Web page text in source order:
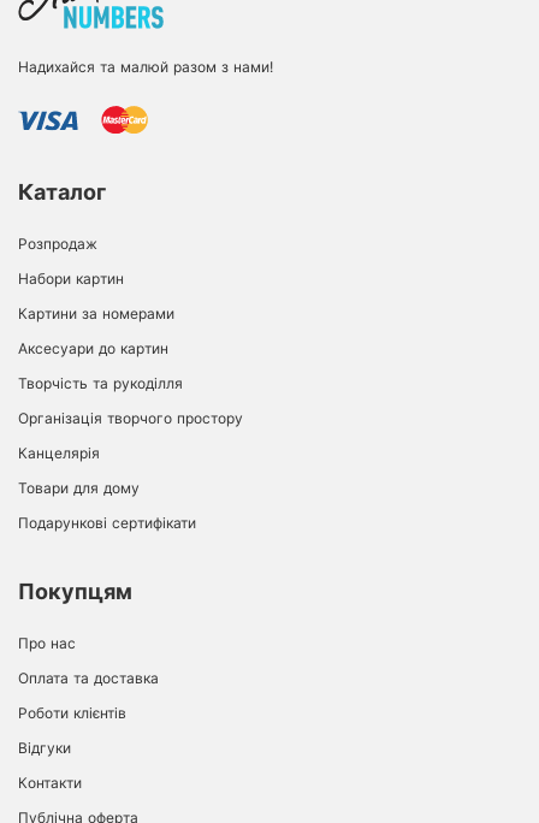
Надихайся та малюй разом з нами!
Каталог
Розпродаж
Набори картин
Картини за номерами
Аксесуари до картин
Творчість та рукоділля
Організація творчого простору
Канцелярія
Товари для дому
Подарункові сертифікати
Покупцям
Про нас
Оплата та доставка
Роботи клієнтів
Відгуки
Контакти
Публічна оферта